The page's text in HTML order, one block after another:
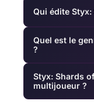
Qui édite
Quel est le
?
Styx: Shards
multijoueur ?